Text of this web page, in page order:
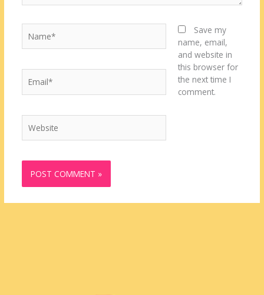
Save my
name, email,
and website in
this browser for
the next time I
comment.